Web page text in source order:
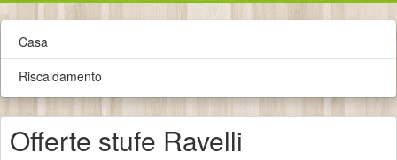
Casa
Riscaldamento
Offerte stufe Ravelli